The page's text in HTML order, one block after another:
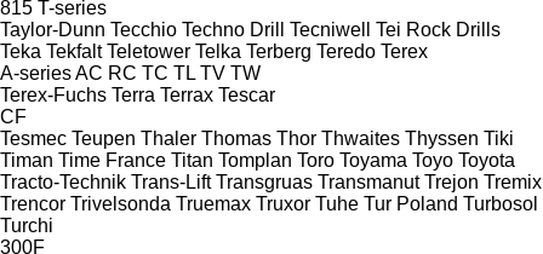
815 T-series
Taylor-Dunn Tecchio Techno Drill Tecniwell
Tei Rock Drills
Teka Tekfalt Teletower Telka Terberg Teredo Terex
A-seriesAC RC TC TL TV TW
Terex-Fuchs Terra Terrax Tescar
CF
Tesmec Teupen Thaler Thomas Thor Thwaites Thyssen Tiki
Timan Time France Titan Tomplan Toro Toyama Toyo Toyota
Tracto-Technik Trans-Lift Transgruas Transmanut Trejon Tremix
Trencor Trivelsonda Truemax Truxor Tuhe Tur Poland Turbosol
Turchi
300F